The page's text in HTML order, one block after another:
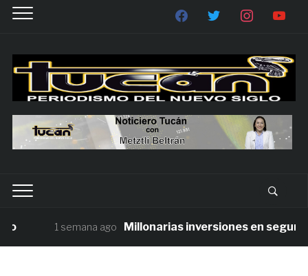
1 semana ago Millonarias inversiones en seguridad